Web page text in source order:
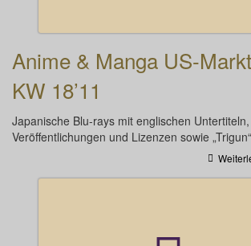
Anime & Manga US-
KW 18’11
Japanische Blu-rays mit englischen
Veröffentlichungen und Lizenzen sowie